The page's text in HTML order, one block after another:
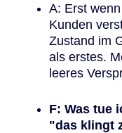
A: Erst
Kunden
Zustand im
als erstes.
leeres
F: Was tue
"das klingt